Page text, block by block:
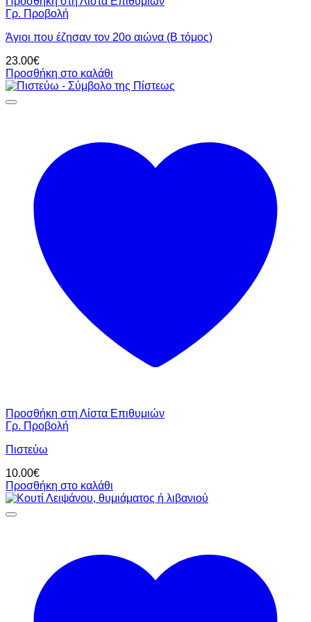
Γρ. Προβολή
Άγιοι που έζησαν τον 20ο αιώνα (Β τόμος)
23.00€
Προσθήκη στο καλάθι
Προσθήκη στη Λίστα Επιθυμιών
Γρ. Προβολή
Πιστεύω
10.00€
Προσθήκη στο καλάθι